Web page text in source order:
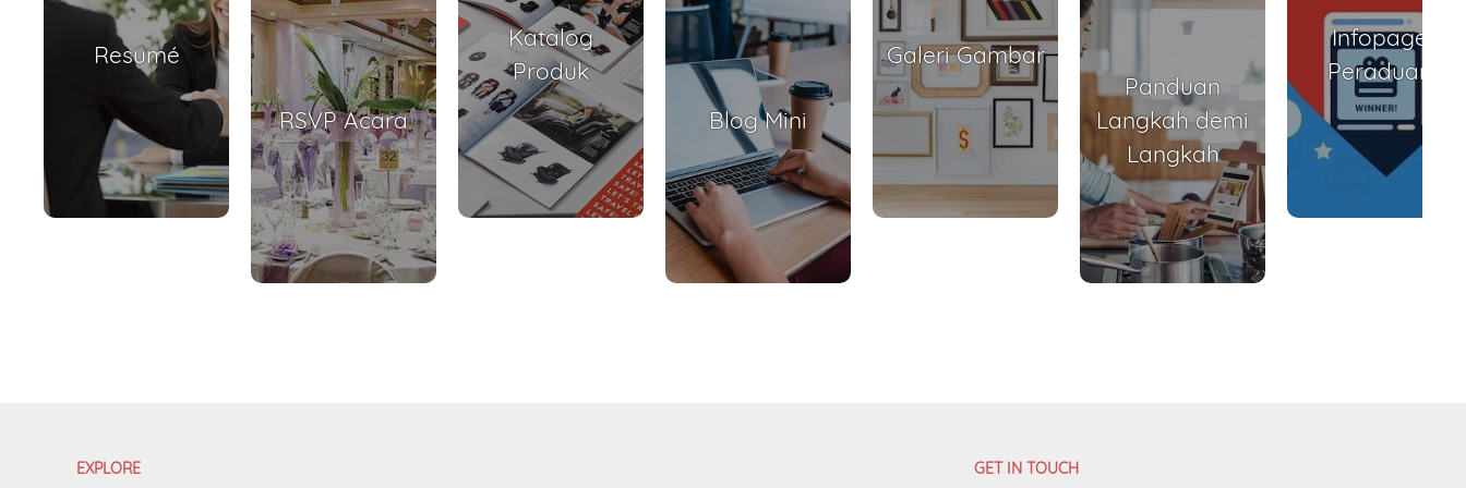
Resumé
RSVP Acara
Katalog
Produk
Blog Mini
Galeri Gambar
Panduan
Langkah demi
Langkah
Infopage
Peraduan
EXPLORE GET IN TOUCH